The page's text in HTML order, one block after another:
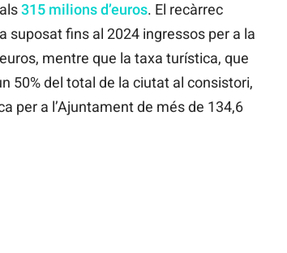
315 milions d’euros. El recàrrec
suposat fins al 2024 ingressos per a la
mentre que la taxa turística, que
50% del total de la ciutat al consistori,
per a l’Ajuntament de més de 134,6